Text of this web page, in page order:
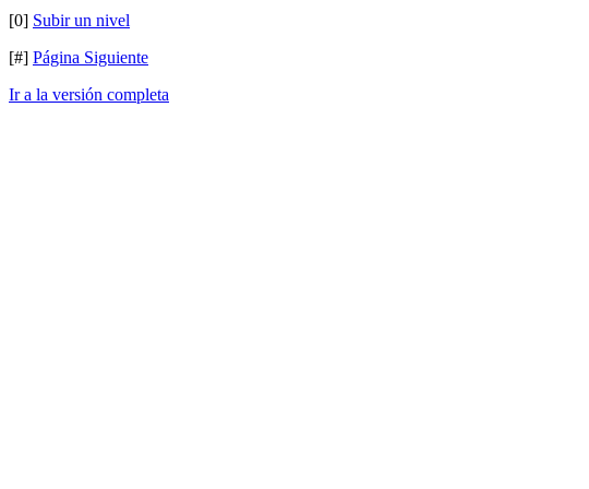
[0] Subir un nivel
[#] Página Siguiente
Ir a la versión completa